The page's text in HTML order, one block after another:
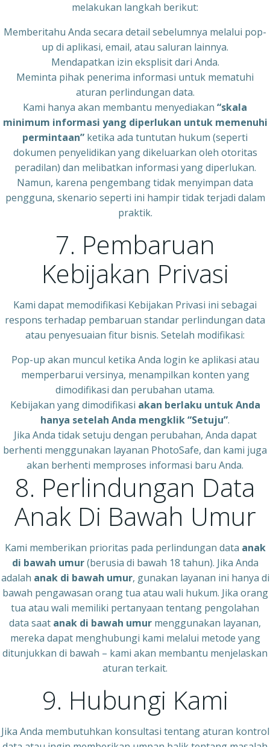
melakukan langkah berikut:
Memberitahu Anda secara detail sebelumnya melalui pop-
up di aplikasi, email, atau saluran lainnya.
Mendapatkan izin eksplisit dari Anda.
Meminta pihak penerima informasi untuk mematuhi
aturan perlindungan data.
Kami hanya akan membantu menyediakan “skala
minimum informasi yang diperlukan untuk memenuhi
permintaan” ketika ada tuntutan hukum (seperti
dokumen penyelidikan yang dikeluarkan oleh otoritas
peradilan) dan melibatkan informasi yang diperlukan.
Namun, karena pengembang tidak menyimpan data
pengguna, skenario seperti ini hampir tidak terjadi dalam
praktik.
7. Pembaruan
Kebijakan Privasi
Kami dapat memodifikasi Kebijakan Privasi ini sebagai
respons terhadap pembaruan standar perlindungan data
atau penyesuaian fitur bisnis. Setelah modifikasi:
Pop-up akan muncul ketika Anda login ke aplikasi atau
memperbarui versinya, menampilkan konten yang
dimodifikasi dan perubahan utama.
Kebijakan yang dimodifikasi akan berlaku untuk Anda
hanya setelah Anda mengklik “Setuju”.
Jika Anda tidak setuju dengan perubahan, Anda dapat
berhenti menggunakan layanan PhotoSafe, dan kami juga
akan berhenti memproses informasi baru Anda.
8. Perlindungan Data
Anak Di Bawah Umur
Kami memberikan prioritas pada perlindungan data anak
di bawah umur(berusia di bawah 18 tahun). Jika Anda
adalah anak di bawah umur, gunakan layanan ini hanya di
bawah pengawasan orang tua atau wali hukum. Jika orang
tua atau wali memiliki pertanyaan tentang pengolahan
data saat anak di bawah umur menggunakan layanan,
mereka dapat menghubungi kami melalui metode yang
ditunjukkan di bawah – kami akan membantu menjelaskan
aturan terkait.
9. Hubungi Kami
Jika Anda membutuhkan konsultasi tentang aturan kontrol